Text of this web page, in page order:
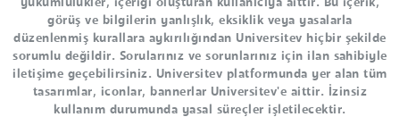
yükümlülükler, içeriği oluşturan kullanıcıya aittir. Bu içerik,
görüş ve bilgilerin yanlışlık, eksiklik veya yasalarla
düzenlenmiş kurallara aykırılığından Universitev hiçbir şekilde
sorumlu değildir. Sorularınız ve sorunlarınız için ilan sahibiyle
iletişime geçebilirsiniz. Universitev platformunda yer alan tüm
tasarımlar, iconlar, bannerlar Universitev'e aittir. İzinsiz
kullanım durumunda yasal süreçler işletilecektir.